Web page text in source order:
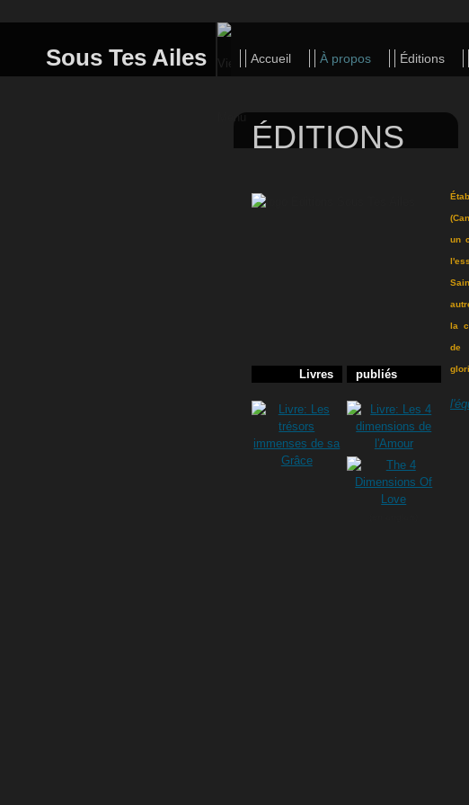
Sous Tes Ailes Accueil À propos Éditions
ÉDITIONS
Livres publiés
un
la
de